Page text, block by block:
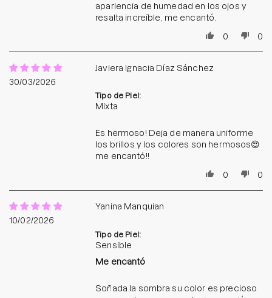
apariencia de humedad en los ojos y
resalta increíble, me encantó.
0
0
30/03/2026
Javiera Ignacia Díaz Sánchez
Tipo de Piel:
Mixta
Es hermoso! Deja de manera uniforme
los brillos y los colores son hermosos😍
me encantó!!
0
0
10/02/2026
Yanina Manquian
Tipo de Piel:
Sensible
Me encantó
Soñada la sombra su color es precioso